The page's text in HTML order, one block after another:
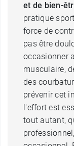
et de bien-
pratique
force de
pas être
occasionner
musculaire,
des
prévenir cet
l'effort est
tout autant,